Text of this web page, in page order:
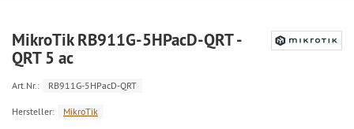
MikroTik RB911G-5HPacD-QRT -
QRT 5 ac
Art.Nr.: RB911G-5HPacD-QRT
Hersteller: MikroTik